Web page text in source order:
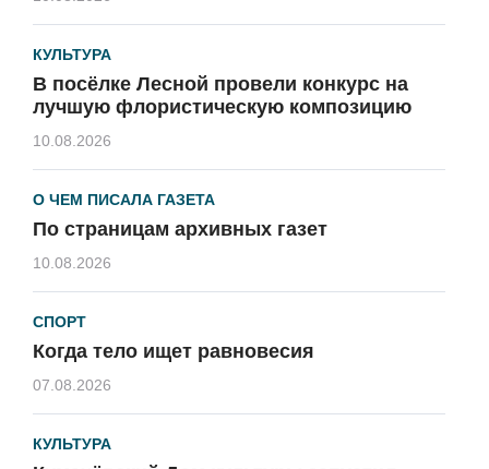
КУЛЬТУРА
В посёлке Лесной провели конкурс на
лучшую флористическую композицию
10.08.2026
О ЧЕМ ПИСАЛА ГАЗЕТА
По страницам архивных газет
10.08.2026
СПОРТ
Когда тело ищет равновесия
07.08.2026
КУЛЬТУРА